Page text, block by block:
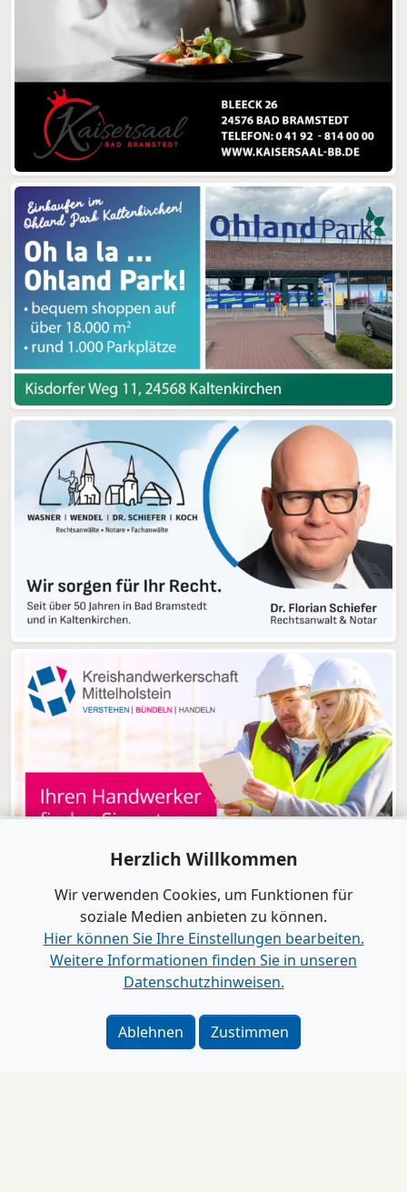
Herzlich Willkommen
Wir verwenden Cookies, um Funktionen für
soziale Medien anbieten zu können.
Hier können Sie Ihre Einstellungen bearbeiten.
Weitere Informationen finden Sie in unseren
Datenschutzhinweisen.
Ablehnen Zustimmen